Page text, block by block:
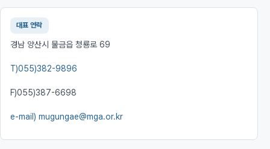
대표 연락
경남 양산시 물금읍 청룡로 69
T)055)382-9896
F)055)387-6698
e-mail) mugungae@mga.or.kr